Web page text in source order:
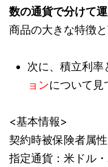
数の通貨で分けて
商品の大きな特徴と
次に、積立利率
ョンについて見
<基本情報>
契約時被保険者属
指定通貨：米ドル